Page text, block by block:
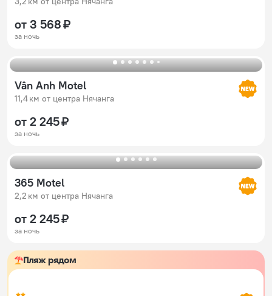
от 3 568 ₽
за ночь
Vân Anh Motel
11,4 км от центра Нячанга
от 2 245 ₽
за ночь
365 Motel
2,2 км от центра Нячанга
от 2 245 ₽
за ночь
Пляж рядом